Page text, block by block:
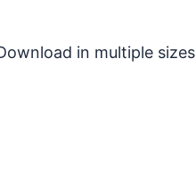
in multiple